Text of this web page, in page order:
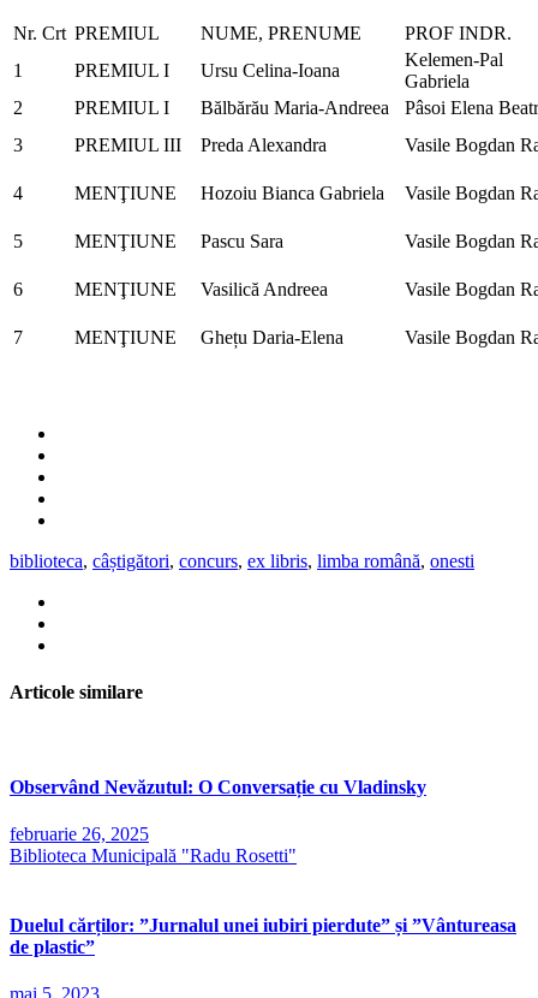
Nr. Crt PREMIUL NUME, PRENUME
PROF INDR.
1
PREMIUL I Ursu Celina-Ioana
Kelemen-Pal
Gabriela
2
PREMIUL I Bălbărău Maria-Andreea
Pâsoi Elena
3
PREMIUL III Preda Alexandra Vasile Bogdan
4 MENŢIUNE Hozoiu Bianca Gabriela Vasile Bogdan
5 MENŢIUNE Pascu Sara Vasile Bogdan
6 MENŢIUNE Vasilică Andreea Vasile Bogdan
7 MENŢIUNE Ghețu Daria-Elena Vasile Bogdan
biblioteca, câștigători, concurs, ex libris, limba română, onesti
Articole similare
Observând Nevăzutul: O Conversație cu Vladinsky
februarie 26, 2025
Biblioteca Municipală "Radu Rosetti"
Duelul cărților: ”Jurnalul unei iubiri pierdute” și ”Vântureasa
de plastic”
mai 5, 2023